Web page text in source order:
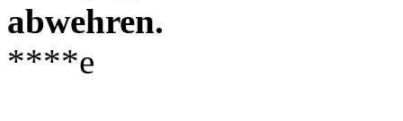
abwehren.
****e